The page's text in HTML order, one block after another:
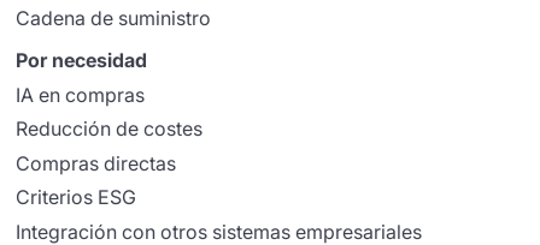
Cadena de suministro
Por necesidad
IA en compras
Reducción de costes
Compras directas
Criterios ESG
Integración con otros sistemas empresariales